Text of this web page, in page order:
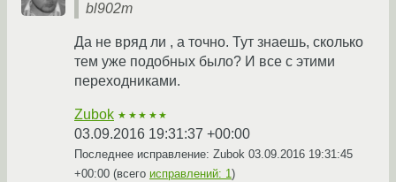
bl902m
Да не вряд ли , а точно. Тут знаешь, сколько
тем уже подобных было? И все с этими
переходниками.
Zubok ★★★★★
03.09.2016 19:31:37 +00:00
Последнее исправление: Zubok 03.09.2016 19:31:45
+00:00 (всего исправлений: 1)